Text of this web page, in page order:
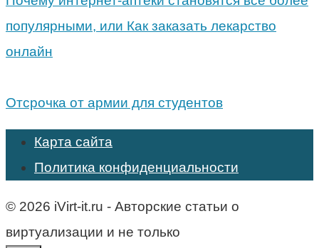
популярными, или Как заказать лекарство
онлайн
Отсрочка от армии для студентов
Карта сайта
Политика конфиденциальности
© 2026 iVirt-it.ru - Авторские статьи о
виртуализации и не только